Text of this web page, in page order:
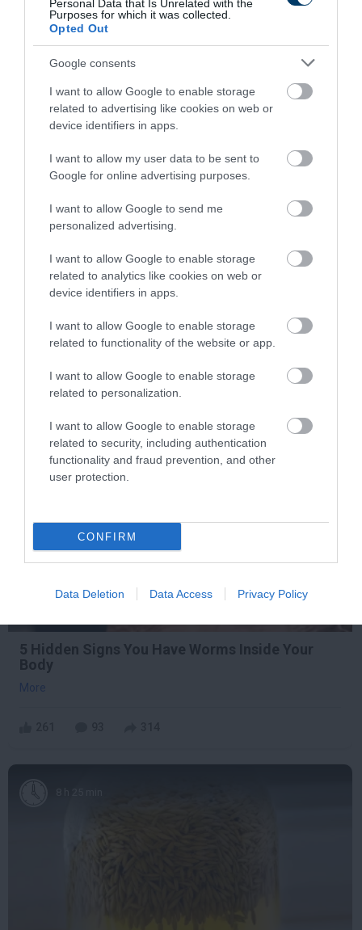
Personal Data that Is Unrelated with the
Purposes for which it was collected.
Opted Out
Google consents
I want to allow Google to enable storage
related to advertising like cookies on web or
device identifiers in apps.
I want to allow my user data to be sent to
Google for online advertising purposes.
I want to allow Google to send me
personalized advertising.
I want to allow Google to enable storage
related to analytics like cookies on web or
device identifiers in apps.
I want to allow Google to enable storage
related to functionality of the website or app.
I want to allow Google to enable storage
related to personalization.
I want to allow Google to enable storage
related to security, including authentication
functionality and fraud prevention, and other
user protection.
CONFIRM
Data Deletion Data Access Privacy Policy
Stop Eating These 3 Foods That Are Known to
Cause Parasites
68
5 h 46 min
5 Hidden Signs You Have Worms Inside Your
Body
More